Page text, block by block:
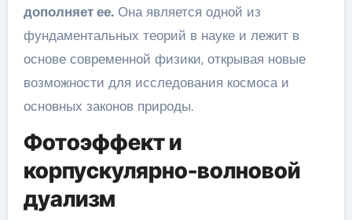
дополняет ее.Она является одной из
фундаментальных теорий в науке и лежит в
основе современной физики, открывая новые
возможности для исследования космоса и
основных законов природы.
Фотоэффект и
корпускулярно-волновой
дуализм